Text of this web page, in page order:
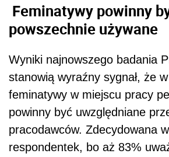
Feminatywy powinny
powszechnie używane
Wyniki najnowszego badania
stanowią wyraźny sygnał, że
feminatywy w miejscu pracy
powinny być uwzględniane
pracodawców. Zdecydowana
respondentek, bo aż 83%